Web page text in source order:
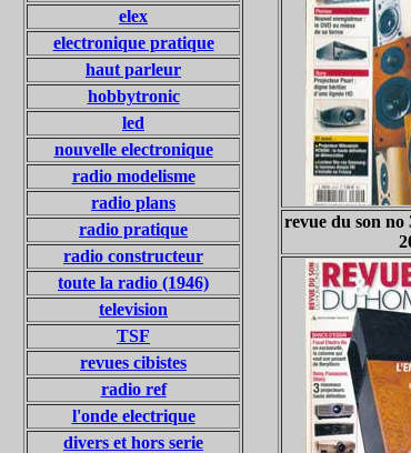
elex
electronique pratique
haut parleur
hobbytronic
led
nouvelle electronique
radio modelisme
radio plans
radio pratique
radio constructeur
toute la radio (1946)
television
TSF
revues cibistes
radio ref
l'onde electrique
divers et hors serie
revue du son